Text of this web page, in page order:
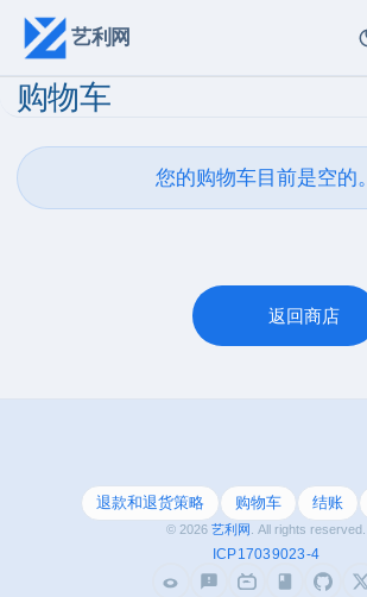
艺利网
购物车
您的购物车目前是空的。
返回商店
退款和退货策略 购物车 结账
© 2026 艺利网 . All rights reserved.
ICP17039023-4